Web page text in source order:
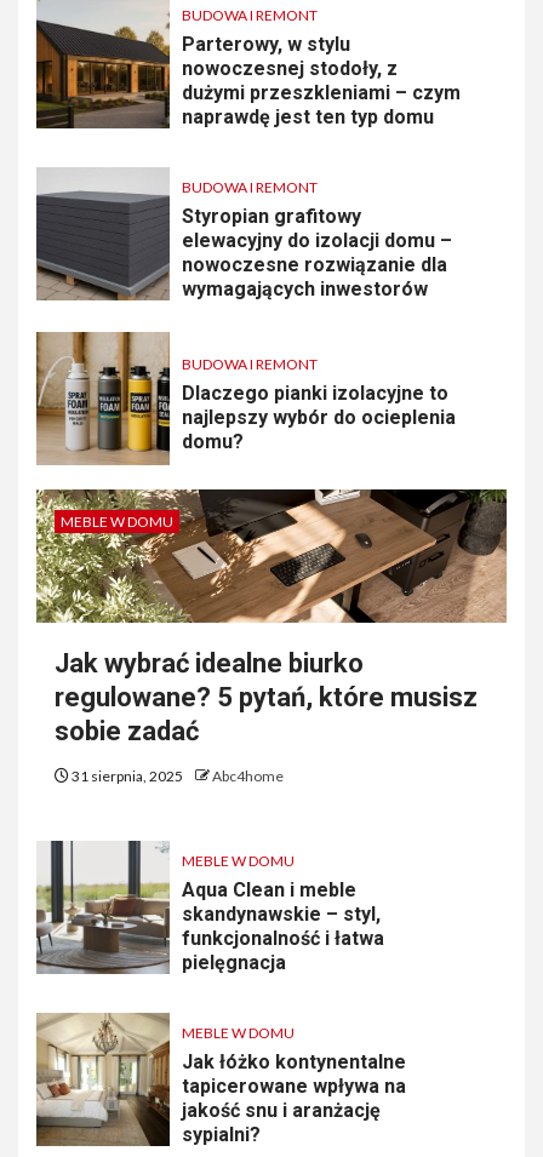
BUDOWA I REMONT
Parterowy, w stylu
nowoczesnej stodoły, z
dużymi przeszkleniami – czym
naprawdę jest ten typ domu
BUDOWA I REMONT
Styropian grafitowy
elewacyjny do izolacji domu –
nowoczesne rozwiązanie dla
wymagających inwestorów
BUDOWA I REMONT
Dlaczego pianki izolacyjne to
najlepszy wybór do ocieplenia
domu?
MEBLE W DOMU
Jak wybrać idealne biurko
regulowane? 5 pytań, które musisz
sobie zadać
31 sierpnia, 2025 Abc4home
MEBLE W DOMU
Aqua Clean i meble
skandynawskie – styl,
funkcjonalność i łatwa
pielęgnacja
MEBLE W DOMU
Jak łóżko kontynentalne
tapicerowane wpływa na
jakość snu i aranżację
sypialni?